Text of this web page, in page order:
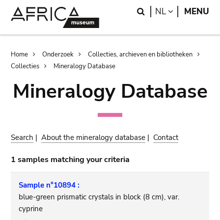
Search
NL LANGUAGE
MENU
Breadcrumb
Home Onderzoek
Collecties, archieven en bibliotheken
Collecties
Mineralogy Database
Mineralogy Database
Search |About the mineralogy database | Contact
1 samples matching your criteria
Sample n°10894 :
blue-green prismatic crystals in block (8 cm), var.
cyprine